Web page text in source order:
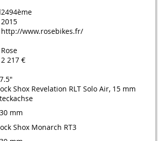
2494ème
2015
http://www.rosebikes.fr/
Rose
2 217 €
Shox Revelation RLT Solo Air, 15 mm
mm
Shox Monarch RT3